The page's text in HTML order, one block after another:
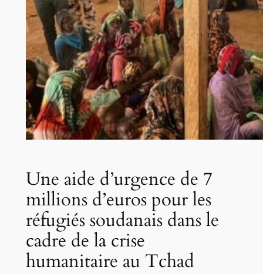
Une aide d’urgence de 7
millions d’euros pour les
réfugiés soudanais dans le
cadre de la crise
humanitaire au Tchad